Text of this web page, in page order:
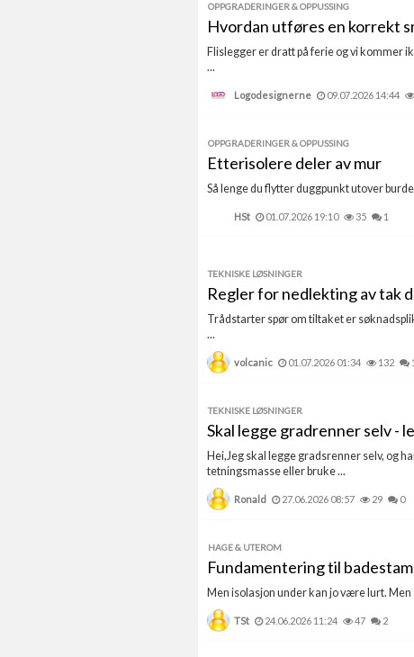
OPPGRADERINGER & OPPUSSING
Hvordan utføres en korrekt
Flislegger er dratt på ferie og vi kommer
...
Logodesignerne 09.07.2026 14:44
OPPGRADERINGER & OPPUSSING
Etterisolere deler av mur
Så lenge du flytter duggpunkt utover
HSt 01.07.2026 19:10 35 1
TEKNISKE LØSNINGER
Regler for nedlekting av tak
Trådstarter spør om tiltaket er
...
volcanic 01.07.2026 01:34 132
TEKNISKE LØSNINGER
Skal legge gradrenner selv -
Hei,Jeg skal legge gradsrenner selv, og
tetningsmasse eller bruke ...
Ronald 27.06.2026 08:57 29 0
HAGE & UTEROM
Fundamentering til
Men isolasjon under kan jo være lurt.
TSt 24.06.2026 11:24 47 2